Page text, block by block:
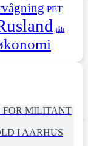
PET
tålt
FOR MILITANT
I AARHUS